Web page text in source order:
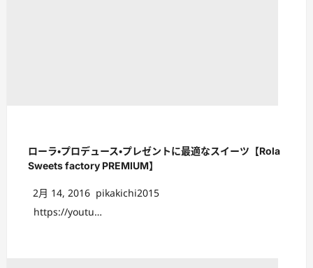
ローラ・プロデュース・プレゼントに最適なスイーツ【Rola
Sweets factory PREMIUM】
2月 14, 2016 pikakichi2015
https://youtu…